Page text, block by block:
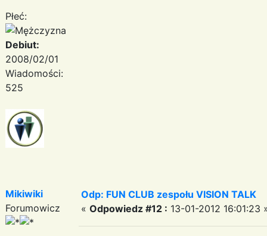
Płeć:
Debiut:
2008/02/01
Wiadomości:
525
Mikiwiki
Forumowicz
Odp: FUN CLUB zespołu VISION TALK
« Odpowiedz #12 : 13-01-2012 16:01:23